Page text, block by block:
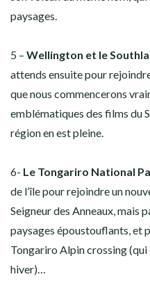
paysages.
5 – Wellington et le
attends ensuite pour
que nous commencerons
emblématiques des films du
région en est pleine.
6- Le Tongariro National
de l’île pour rejoindre un
Seigneur des Anneaux, mais
paysages époustouflants, et
Tongariro Alpin crossing (qui
hiver)…